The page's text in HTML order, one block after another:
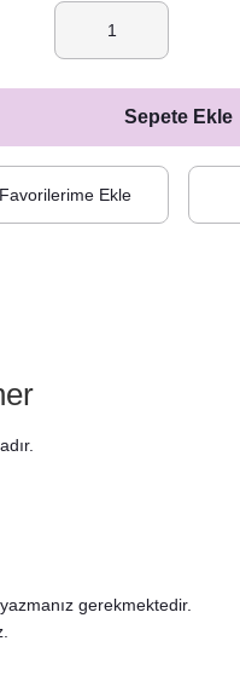
Sepete Ekle
gerekmektedir.